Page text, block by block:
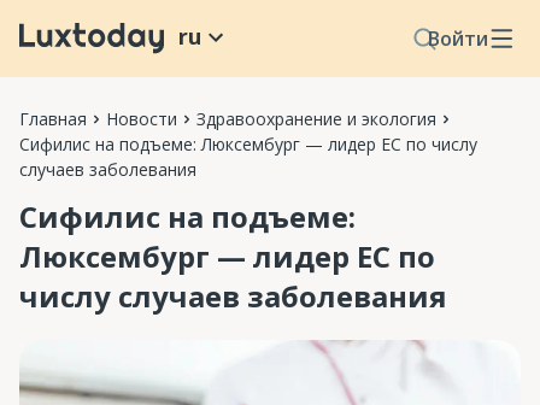
Войти
ru
Главная Новости
Здравоохранение и экология
Сифилис на подъеме: Люксембург — лидер ЕС по числу
случаев заболевания
Сифилис на подъеме:
Люксембург — лидер ЕС по
числу случаев заболевания